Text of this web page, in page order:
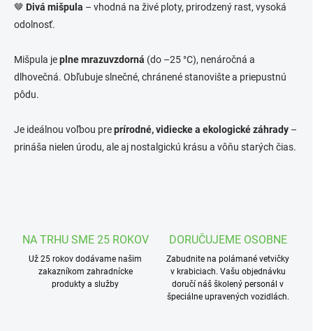
i
🤎 Divá mišpula – vhodná na živé ploty, prirodzený rast, vysoká
odolnosť.
Mišpula jeplne mrazuvzdorná (do –25 °C), nenáročná a
dlhovečná. Obľubuje slnečné, chránené stanovište a priepustnú
pôdu.
Je ideálnou voľbou preprírodné, vidiecke a ekologické záhrady –
prináša nielen úrodu, ale aj nostalgickú krásu a vôňu starých čias.
NA TRHU SME 25 ROKOV
Už 25 rokov dodávame našim
zakazníkom zahradnícke
produkty a služby
DORUČUJEME OSOBNE
Zabudnite na polámané vetvičky
v krabiciach. Vašu objednávku
doručí náš školený personál v
špeciálne upravených vozidlách.